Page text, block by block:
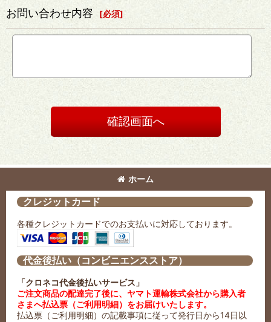
お問い合わせ内容 [必須]
確認画面へ
ホーム
クレジットカード
各種クレジットカードでのお支払いに対応しております。
代金後払い（コンビニエンスストア）
「クロネコ代金後払いサービス」
ご注文商品の配達完了後に、ヤマト運輸株式会社から購入者
さまへ払込票（ご利用明細）をお届けいたします。
払込票（ご利用明細）の記載事項に従って発行日から14日以